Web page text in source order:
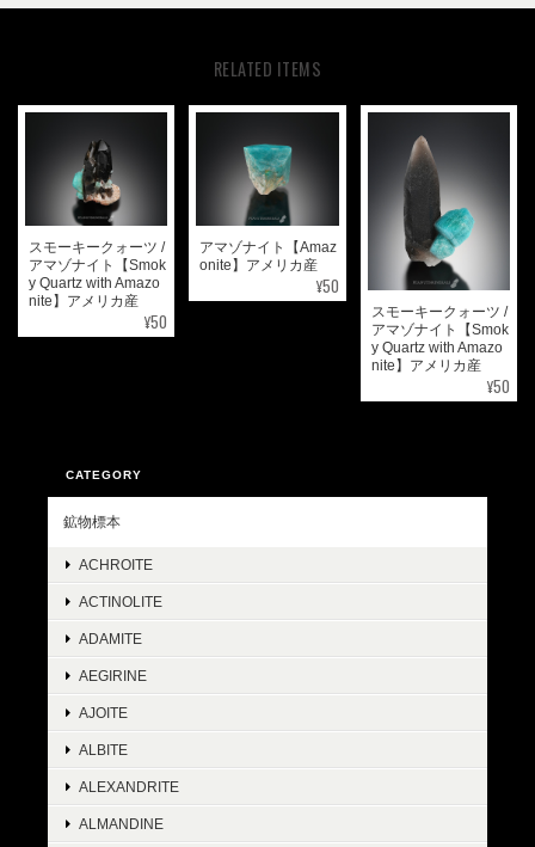
RELATED ITEMS
スモーキークォーツ /
アマゾナイト【Smok
y Quartz with Amazo
nite】アメリカ産
¥50
アマゾナイト【Amaz
onite】アメリカ産
¥50
スモーキークォーツ /
アマゾナイト【Smok
y Quartz with Amazo
nite】アメリカ産
¥50
CATEGORY
鉱物標本
ACHROITE
ACTINOLITE
ADAMITE
AEGIRINE
AJOITE
ALBITE
ALEXANDRITE
ALMANDINE